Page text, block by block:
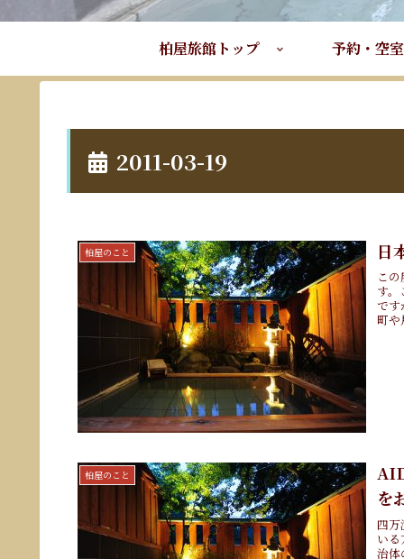
柏屋旅館トップ 予約・空室
2011-03-19
柏屋のこと 日
こ
す
です
町
柏屋のこと
を
四
い
治体